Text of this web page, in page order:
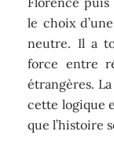
le choix
neutre. Il a
force entre
étrangères.
cette logique
que l’histoire